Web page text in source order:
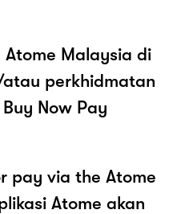
Atome Malaysia di
atau perkhidmatan
Now Pay
pay via the Atome
Atome akan